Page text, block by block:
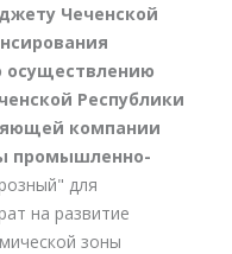
Чеченской
осуществлению
Республики
компании
промышленно-
для
на развитие
зоны